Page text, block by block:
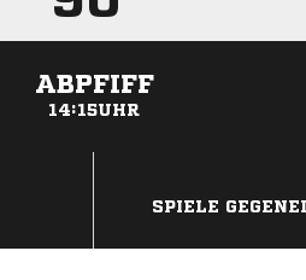
ABPFIFF
14:15UHR
SPIELE